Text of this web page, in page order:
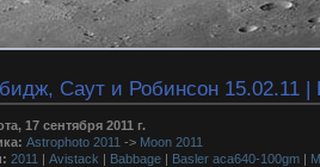
Саут и Робинcон 15.02.11 |
17 сентября 2011 г.
Astrophoto 2011 -> Moon 2011
2011 | Avistack | Babbage | Basler aca640-100gm |